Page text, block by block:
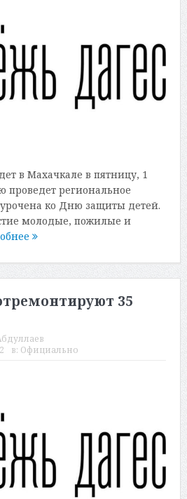
в Махачкале в пятницу, 1
проведет региональное
ко Дню защиты детей.
молодые, пожилые и
35
в: Официально